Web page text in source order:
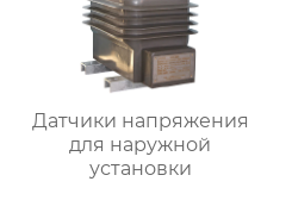
Датчики напряжения
для наружной
установки